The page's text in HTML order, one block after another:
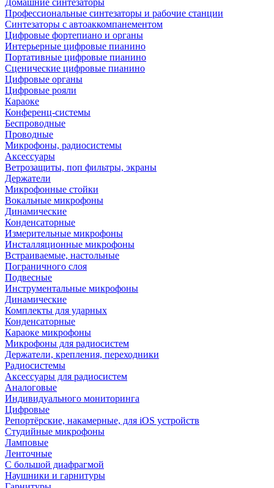
Домашние синтезаторы
Профессиональные синтезаторы и рабочие станции
Синтезаторы с автоаккомпанементом
Цифровые фортепиано и органы
Интерьерные цифровые пианино
Портативные цифровые пианино
Сценические цифровые пианино
Цифровые органы
Цифровые рояли
Караоке
Конференц-системы
Беспроводные
Проводные
Микрофоны, радиосистемы
Аксессуары
Ветрозащиты, поп фильтры, экраны
Держатели
Микрофонные стойки
Вокальные микрофоны
Динамические
Конденсаторные
Измерительные микрофоны
Инсталляционные микрофоны
Встраиваемые, настольные
Пограничного слоя
Подвесные
Инструментальные микрофоны
Динамические
Комплекты для ударных
Конденсаторные
Караоке микрофоны
Микрофоны для радиосистем
Держатели, крепления, переходники
Радиосистемы
Аксессуары для радиосистем
Аналоговые
Индивидуального мониторинга
Цифровые
Репортёрские, накамерные, для iOS устройств
Студийные микрофоны
Ламповые
Ленточные
С большой диафрагмой
Наушники и гарнитуры